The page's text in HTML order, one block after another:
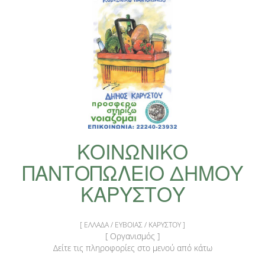
ΚΟΙΝΩΝΙΚΟ
ΠΑΝΤΟΠΩΛΕΙΟ ΔΗΜΟΥ
ΚΑΡΥΣΤΟΥ
[ ΕΛΛΑΔΑ / ΕΥΒΟΙΑΣ / ΚΑΡΥΣΤΟΥ ]
[ Οργανισμός ]
Δείτε τις πληροφορίες στο μενού από κάτω